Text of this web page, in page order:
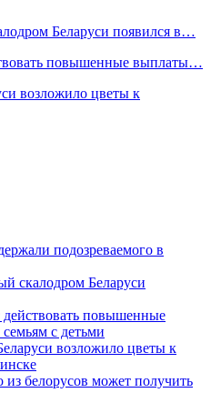
Беларуси появился в…
повышенные выплаты…
возложило цветы к
подозреваемого в
скалодром Беларуси
повышенные
с детьми
возложило цветы к
белорусов может получить